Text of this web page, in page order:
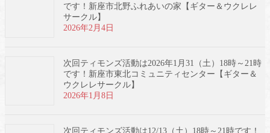
です！新座市北野ふれあいの家【ギター＆ウクレレ
サークル】
2026年2月4日
次回ティモンズ活動は2026年1月31（土）18時～21時
です！新座市東北コミュニティセンター【ギター＆
ウクレレサークル】
2026年1月8日
次回ティモンズ活動は12/13（土）18時～21時です！